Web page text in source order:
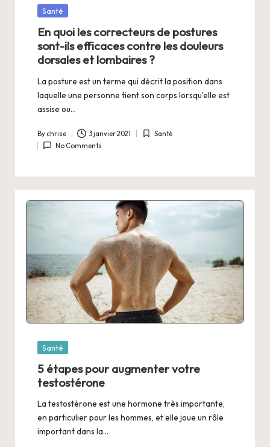
.
n
e
t
Posted
Santé
En quoi les correcteurs de postures
sont-ils efficaces contre les douleurs
dorsales et lombaires ?
La posture est un terme qui décrit la position dans
laquelle une personne tient son corps lorsqu'elle est
assise ou…
Posted
by
By chrise 3 janvier 2021
Posted
Santé
No Comments
Posted
Santé
5 étapes pour augmenter votre
testostérone
La testostérone est une hormone très importante,
en particulier pour les hommes, et elle joue un rôle
important dans la…